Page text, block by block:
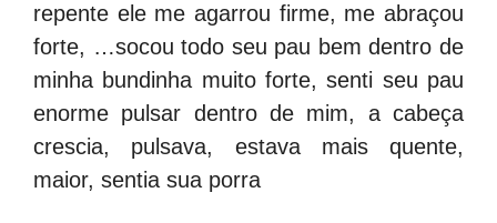
repente ele me agarrou firme, me abraçou
forte, …socou todo seu pau bem dentro de
minha bundinha muito forte, senti seu pau
enorme pulsar dentro de mim, a cabeça
crescia, pulsava, estava mais quente,
maior, sentia sua porra